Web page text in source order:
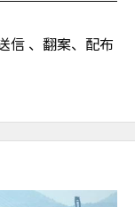
信 、翻案、配布